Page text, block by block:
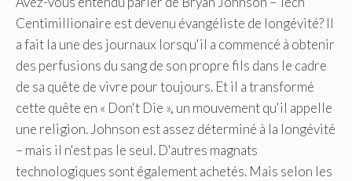
Centimillionaire est devenu évangéliste de longévité? Il
a fait la une des journaux lorsqu'il a commencé à obtenir
des perfusions du sang de son propre fils dans le cadre
de sa quête de vivre pour toujours. Et il a transformé
cette quête en « Don't Die », un mouvement qu'il appelle
une religion. Johnson est assez déterminé à la longévité
– mais il n'est pas le seul. D'autres magnats
technologiques sont également achetés. Mais selon les